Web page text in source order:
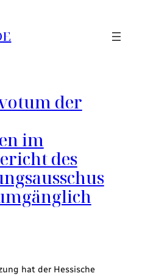
der
im
des
hat der Hessische